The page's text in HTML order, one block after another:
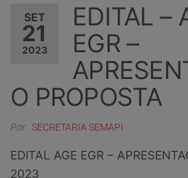
SET
21
2023
EDITAL –
EGR –
O PROPOSTA
Por SECRETARIA SEMAPI
EDITAL AGE EGR –
2023